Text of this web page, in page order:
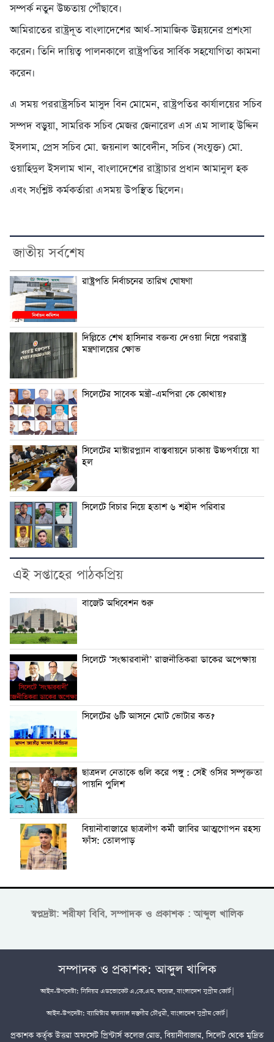
সম্পর্ক নতুন উচ্চতায় পৌঁছাবে।
আমিরাতের রাষ্ট্রদূত বাংলাদেশের আর্থ-সামাজিক উন্নয়নের প্রশংসা
করেন। তিনি দায়িত্ব পালনকালে রাষ্ট্রপতির সার্বিক সহযোগিতা কামনা
করেন।
এ সময় পররাষ্ট্রসচিব মাসুদ বিন মোমেন, রাষ্ট্রপতির কার্যালয়ের সচিব
সম্পদ বড়ুয়া, সামরিক সচিব মেজর জেনারেল এস এম সালাহ উদ্দিন
ইসলাম, প্রেস সচিব মো. জয়নাল আবেদীন, সচিব (সংযুক্ত) মো.
ওয়াহিদুল ইসলাম খান, বাংলাদেশের রাষ্ট্রাচার প্রধান আমানুল হক
এবং সংশ্লিষ্ট কর্মকর্তারা এসময় উপস্থিত ছিলেন।
জাতীয় সর্বশেষ
রাষ্ট্রপতি নির্বাচনের তারিখ ঘোষণা
দিল্লিতে শেখ হাসিনার বক্তব্য দেওয়া নিয়ে পররাষ্ট্র
মন্ত্রণালয়ের ক্ষোভ
সিলেটের সাবেক মন্ত্রী-এমপিরা কে কোথায়?
সিলেটের মাস্টারপ্ল্যান বাস্তবায়নে ঢাকায় উচ্চপর্যায়ে যা
হল
সিলেটে বিচার নিয়ে হতাশ ৬ শহীদ পরিবার
এই সপ্তাহের পাঠকপ্রিয়
বাজেট অধিবেশন শুরু
সিলেটে ‘সংস্কারবাদী’ রাজনীতিকরা ডাকের অপেক্ষায়
সিলেটের ৬টি আসনে মোট ভোটার কত?
ছাত্রদল নেতাকে গুলি করে পঙ্গু : সেই ওসির সম্পৃক্ততা
পায়নি পুলিশ
বিয়ানীবাজারে ছাত্রলীগ কর্মী জাবির আত্মগোপন রহস্য
ফাঁস: তোলপাড়
স্বপ্নদ্রষ্টা: শরীফা বিবি, সম্পাদক ও প্রকাশক : আব্দুল খালিক
সম্পাদক ও প্রকাশক: আব্দুল খালিক
আইন-উপদেষ্টা: সিনিয়র এডভোকেট এ.কে.এম. ফয়েজ, বাংলাদেশ সুপ্রীম কোর্ট |
আইন-উপদেষ্টা: ব্যারিস্টার ফয়সাল দস্তগীর চৌধুরী, বাংলাদেশ সুপ্রীম কোর্ট |
প্রকাশক কর্তৃক উত্তরা অফসেট প্রিন্টার্স কলেজ রোড, বিয়ানীবাজার, সিলেট থেকে মুদ্রিত